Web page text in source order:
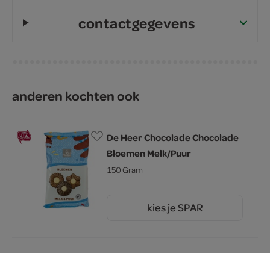
contactgegevens
anderen kochten ook
De Heer Chocolade Chocolade
Bloemen Melk/Puur
150 Gram
kies je SPAR